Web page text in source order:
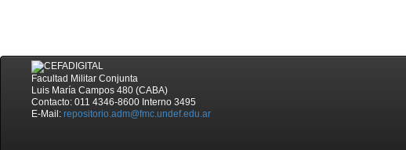
Facultad Militar Conjunta
Luis María Campos 480 (CABA)
Contacto: 011 4346-8600 Interno 3495
E-Mail: repositorio.adm@fmc.undef.edu.ar